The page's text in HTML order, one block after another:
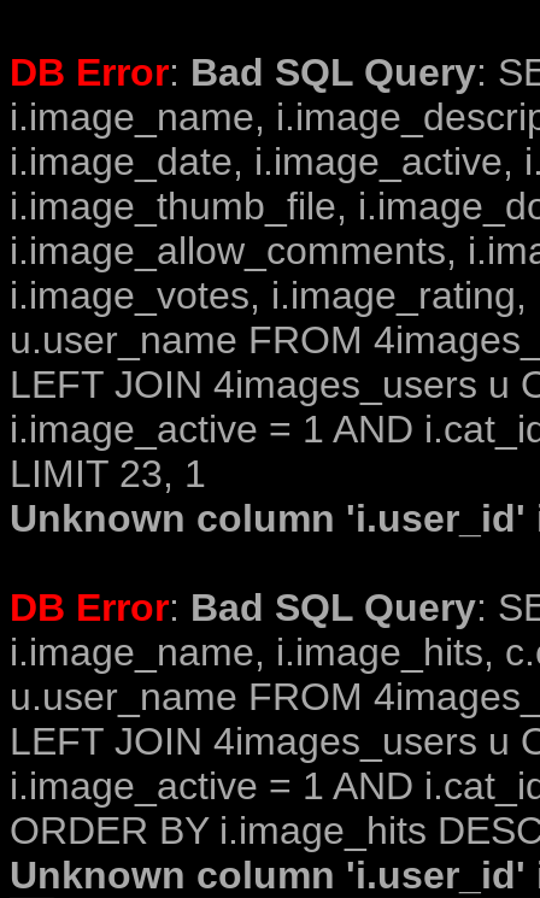
DB Error: Bad SQL Query:
i.image_name,
i.image_date, i.image_active,
i.image_thumb_file,
i.image_allow_comments,
i.image_votes,
u.user_name FROM
LEFT JOIN 4images_users u
i.image_active = 1 AND
LIMIT 23, 1
Unknown column
DB Error: Bad SQL Query:
i.image_name, i.image_hits,
u.user_name FROM
LEFT JOIN 4images_users u
i.image_active = 1 AND
ORDER BY i.image_hits
Unknown column